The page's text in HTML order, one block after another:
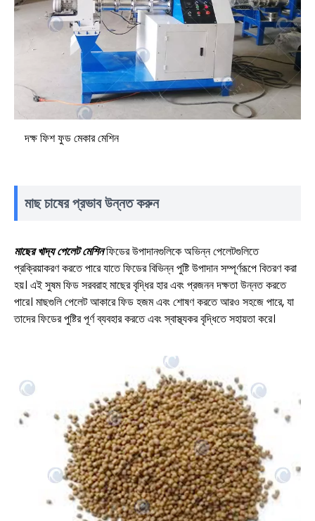
দক্ষ ফিশ ফুড মেকার মেশিন
মাছ চাষের প্রভাব উন্নত করুন
মাছের খাদ্য পেলেট মেশিনফিডের উপাদানগুলিকে অভিন্ন পেলেটগুলিতে
প্রক্রিয়াকরণ করতে পারে যাতে ফিডের বিভিন্ন পুষ্টি উপাদান সম্পূর্ণরূপে বিতরণ করা
হয়। এই সুষম ফিড সরবরাহ মাছের বৃদ্ধির হার এবং প্রজনন দক্ষতা উন্নত করতে
পারে। মাছগুলি পেলেট আকারে ফিড হজম এবং শোষণ করতে আরও সহজে পারে, যা
তাদের ফিডের পুষ্টির পূর্ণ ব্যবহার করতে এবং স্বাস্থ্যকর বৃদ্ধিতে সহায়তা করে।